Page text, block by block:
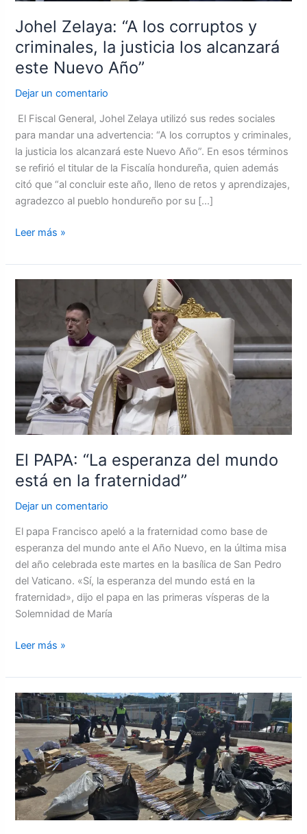
Johel Zelaya: “A los corruptos y
criminales, la justicia los alcanzará
este Nuevo Año”
Dejar un comentario
El Fiscal General, Johel Zelaya utilizó sus redes sociales
para mandar una advertencia: “A los corruptos y criminales,
la justicia los alcanzará este Nuevo Año”. En esos términos
se refirió el titular de la Fiscalía hondureña, quien además
citó que “al concluir este año, lleno de retos y aprendizajes,
agradezco al pueblo hondureño por su […]
Nuevo
Año”
Leer más »
El PAPA: “La esperanza del mundo
está en la fraternidad”
Dejar un comentario
El papa Francisco apeló a la fraternidad como base de
esperanza del mundo ante el Año Nuevo, en la última misa
del año celebrada este martes en la basílica de San Pedro
del Vaticano. «Sí, la esperanza del mundo está en la
fraternidad», dijo el papa en las primeras vísperas de la
Solemnidad de María
PAPA:
esperanza
del
mundo
en
la
fraternidad”
Leer más »
La
AMDC
decomisó
pólvora
valorada
en
más
de